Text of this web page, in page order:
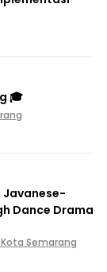
🎓
Javanese-
Dance Drama
Semarang